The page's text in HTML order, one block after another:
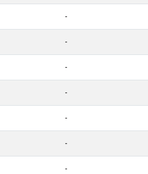
-
-
-
-
-
-
-